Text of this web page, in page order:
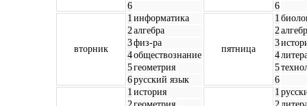
6
6
вторник
1 информатика
пятница
1
2алгебра 2
3физ-ра 3
4обществознание 4
5геометрия 5
6русский язык 6
1 история 1